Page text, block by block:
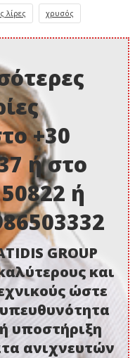
λίρες χρυσός
+30
ή στο
ή
GROUP
και
ώστε
υποστήριξη
ανιχνευτών